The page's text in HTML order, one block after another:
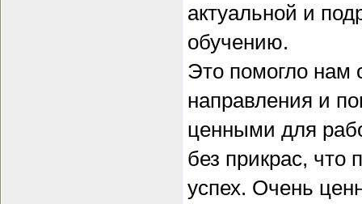
актуальной и
обучению.
Это помогло нам
направления и
ценными для
без прикрас, что
успех. Очень